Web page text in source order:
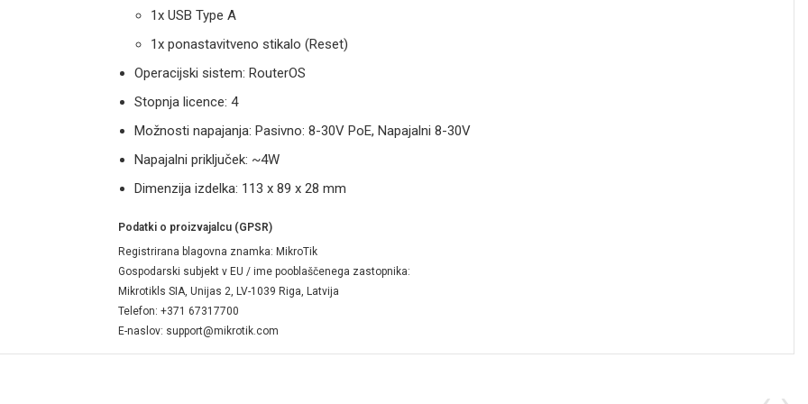
1x USB Type A
1x ponastavitveno stikalo (Reset)
Operacijski sistem: RouterOS
Stopnja licence: 4
Možnosti napajanja: Pasivno: 8-30V PoE, Napajalni 8-30V
Napajalni priključek: ~4W
Dimenzija izdelka: 113 x 89 x 28 mm
Podatki o proizvajalcu (GPSR)
Registrirana blagovna znamka: MikroTik
Gospodarski subjekt v EU / ime pooblaščenega zastopnika:
Mikrotikls SIA, Unijas 2, LV-1039 Riga, Latvija
Telefon: +371 67317700
E-naslov: support@mikrotik.com